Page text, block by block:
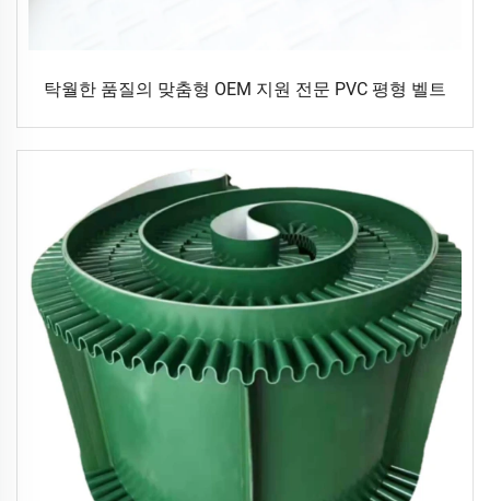
탁월한 품질의 맞춤형 OEM 지원 전문 PVC 평형 벨트